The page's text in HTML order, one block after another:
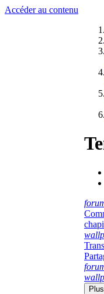
Accéder au contenu
Plus